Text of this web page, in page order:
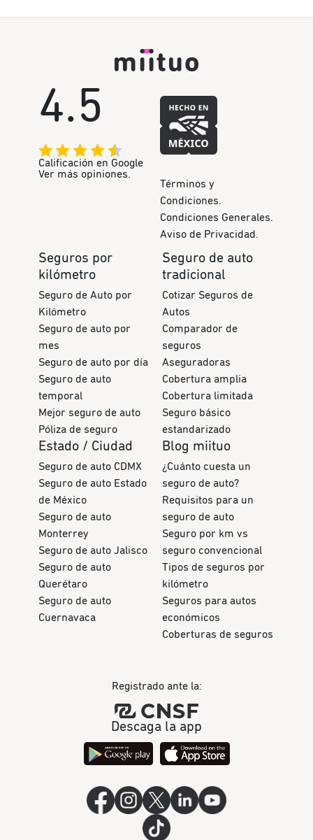
4.5
Calificación en Google
Ver más opiniones.
Términos y
Condiciones.
Condiciones Generales.
Aviso de Privacidad.
Seguros por
kilómetro
Seguro de Auto por
Kilómetro
Seguro de auto por
mes
Seguro de auto por día
Seguro de auto
temporal
Mejor seguro de auto
Póliza de seguro
Seguro de auto
tradicional
Cotizar Seguros de
Autos
Comparador de
seguros
Aseguradoras
Cobertura amplia
Cobertura limitada
Seguro básico
estandarizado
Estado / Ciudad
Seguro de auto CDMX
Seguro de auto Estado
de México
Seguro de auto
Monterrey
Seguro de auto Jalisco
Seguro de auto
Querétaro
Seguro de auto
Cuernavaca
Blog miituo
¿Cuánto cuesta un
seguro de auto?
Requisitos para un
seguro de auto
Seguro por km vs
seguro convencional
Tipos de seguros por
kilómetro
Seguros para autos
económicos
Coberturas de seguros
Registrado ante la:
Descaga la app